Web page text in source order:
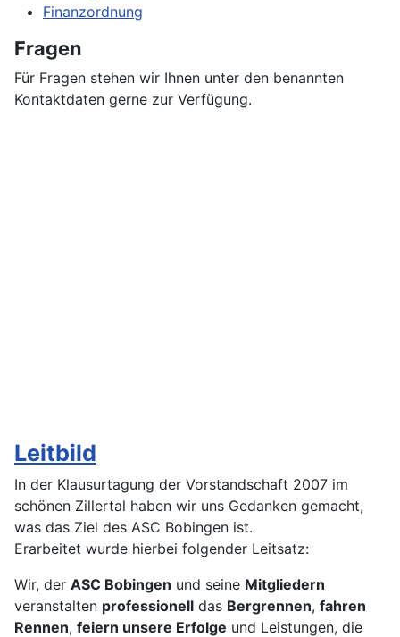
Finanzordnung
Fragen
Für Fragen stehen wir Ihnen unter den benannten
Kontaktdaten gerne zur Verfügung.
Leitbild
In der Klausurtagung der Vorstandschaft 2007 im
schönen Zillertal haben wir uns Gedanken gemacht,
was das Ziel des ASC Bobingen ist.
Erarbeitet wurde hierbei folgender Leitsatz:
Wir, der ASC Bobingen und seine Mitgliedern
veranstalten professionell das Bergrennen, fahren
Rennen, feiern unsere Erfolge und Leistungen, die